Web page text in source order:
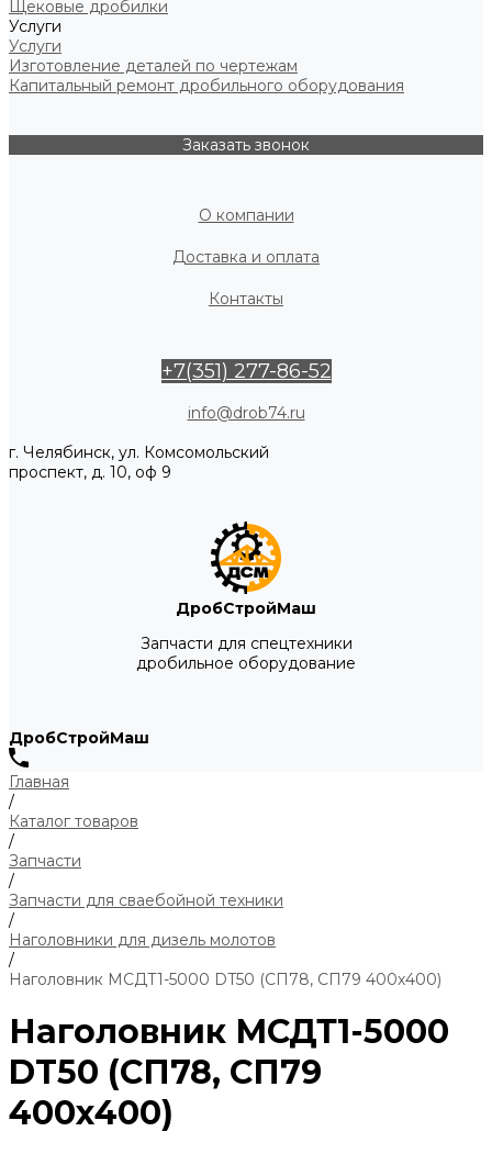
Щековые дробилки
Услуги
Услуги
Изготовление деталей по чертежам
Капитальный ремонт дробильного оборудования
Заказать звонок
О компании
Доставка и оплата
Контакты
+7(351) 277-86-52
info@drob74.ru
г. Челябинск, ул. Комсомольский
проспект, д. 10, оф 9
ДробСтройМаш
Запчасти для спецтехники
дробильное оборудование
ДробСтройМаш
Главная
/
Каталог товаров
/
Запчасти
/
Запчасти для сваебойной техники
/
Наголовники для дизель молотов
/
Наголовник МСДТ1-5000 DT50 (СП78, СП79 400х400)
Наголовник МСДТ1-5000
DT50 (СП78, СП79
400х400)